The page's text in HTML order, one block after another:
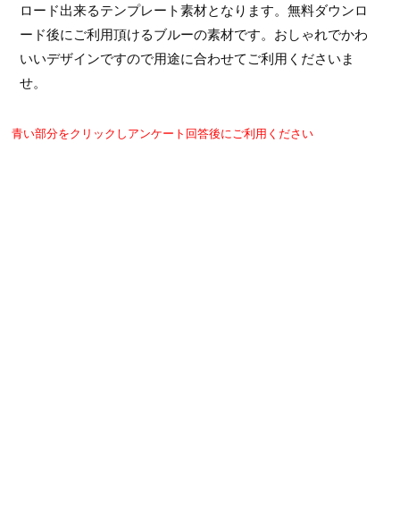
ロード出来るテンプレート素材となります。無料ダウンロ
ード後にご利用頂けるブルーの素材です。おしゃれでかわ
いいデザインですので用途に合わせてご利用くださいま
せ。
青い部分をクリックしアンケート回答後にご利用ください